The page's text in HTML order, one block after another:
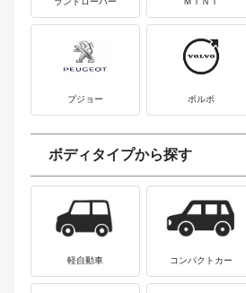
プジョー ボルボ
ボディタイプから探す
軽自動車 コンパクトカー